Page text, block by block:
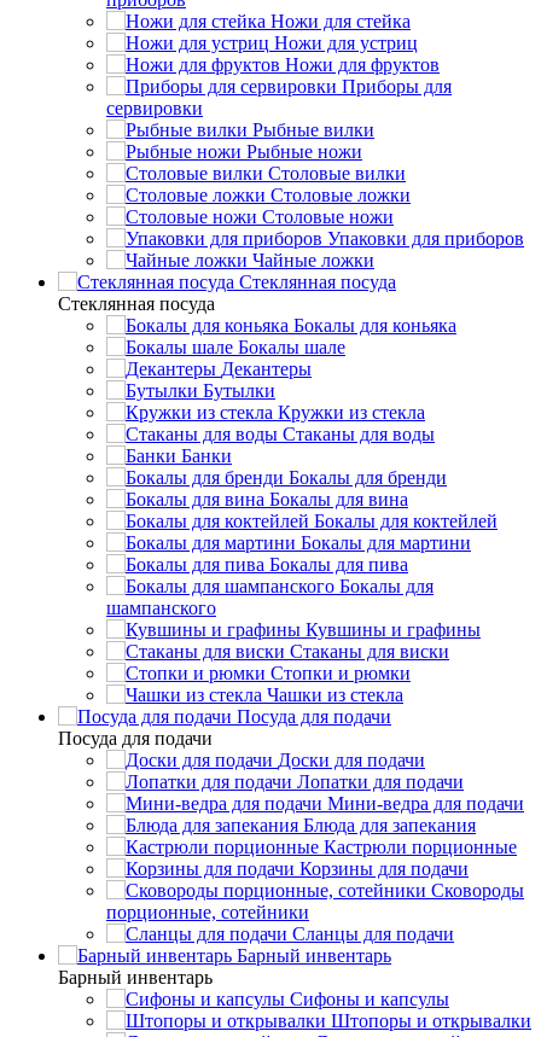
Ножи для стейка
Ножи для устриц
Ножи для фруктов
Приборы для
сервировки
Рыбные вилки
Рыбные ножи
Столовые вилки
Столовые ложки
Столовые ножи
Упаковки для приборов
Чайные ложки
Стеклянная посуда
Стеклянная посуда
Бокалы для коньяка
Бокалы шале
Декантеры
Бутылки
Кружки из стекла
Стаканы для воды
Банки
Бокалы для бренди
Бокалы для вина
Бокалы для коктейлей
Бокалы для мартини
Бокалы для пива
Бокалы для
шампанского
Кувшины и графины
Стаканы для виски
Стопки и рюмки
Чашки из стекла
Посуда для подачи
Посуда для подачи
Доски для подачи
Лопатки для подачи
Мини-ведра для подачи
Блюда для запекания
Кастрюли порционные
Корзины для подачи
Сковороды
порционные, сотейники
Сланцы для подачи
Барный инвентарь
Барный инвентарь
Сифоны и капсулы
Штопоры и открывалки